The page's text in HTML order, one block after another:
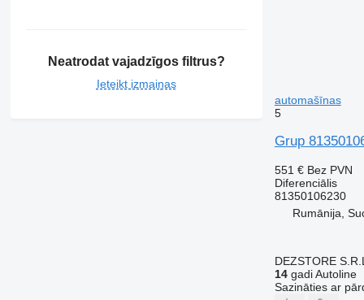
Neatrodat vajadzīgos filtrus?
Ieteikt izmaiņas
automašīnas
5
Grup
551 € Bez PVN
Diferenciālis
81350106230
Rumānija,
DEZSTORE S.R.L.
14gadi Autoline
Sazināties ar